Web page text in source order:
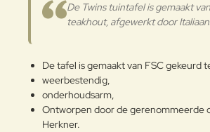
Onderhoudsadvies
hebben van het
product. Bij
De Twins tuintafel is gemaakt
teakhout, afgewerkt door
De tafel is gemaakt van FSC gekeurd
weerbestendig,
onderhoudsarm,
Ontworpen door de gerenommeerde
Herkner.